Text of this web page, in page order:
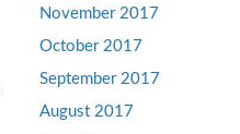
November 2017
October 2017
September 2017
August 2017